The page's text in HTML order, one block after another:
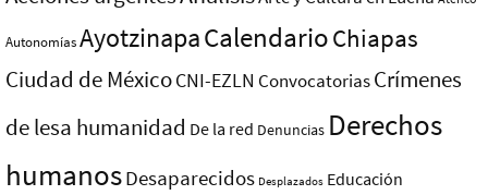
AutonomíasAyotzinapaCalendarioChiapas
Ciudad de MéxicoCNI-EZLN ConvocatoriasCrímenes
de lesa humanidad De la red Denuncias Derechos
humanosDesaparecidos Desplazados Educación